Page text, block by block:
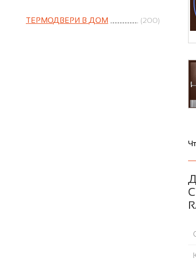
ТЕРМОДВЕРИ В ДОМ (200)